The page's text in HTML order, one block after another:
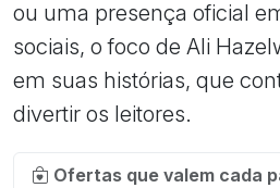
ou uma presença oficial
sociais, o foco de Ali
em suas histórias, que
divertir os leitores.
Ofertas que valem cada